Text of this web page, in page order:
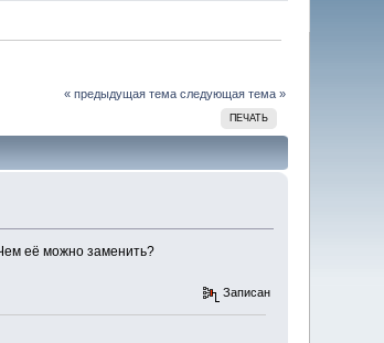
« предыдущая тема следующая тема »
ПЕЧАТЬ
её можно заменить?
Записан